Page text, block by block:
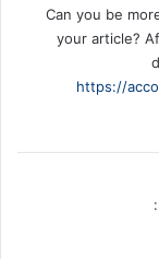
Can you be
your article?
https://
: